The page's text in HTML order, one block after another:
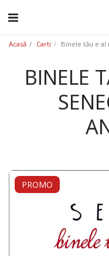
Acasă Carti Binele tău e al
BINELE
PROMO